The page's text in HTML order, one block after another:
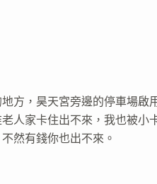
方，昊天宮旁邊的停車場
人家卡住出不來，我也被
然有錢你也出不來。